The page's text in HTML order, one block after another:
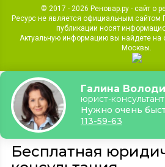
© 2017 - 2026 Реновар.ру - сайт о
Ресурс не является официальным сайтом
публикации носят
Актуальную информацию вы найдете на
Москвы.